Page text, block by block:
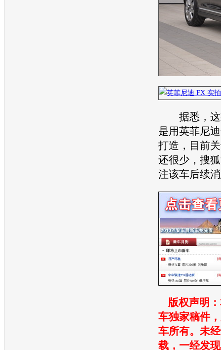
据悉，这
是用英菲尼迪
打造，目前
还很少，搜
注该车后续
版权声明
车独家稿件
车所有。未
载，一经发